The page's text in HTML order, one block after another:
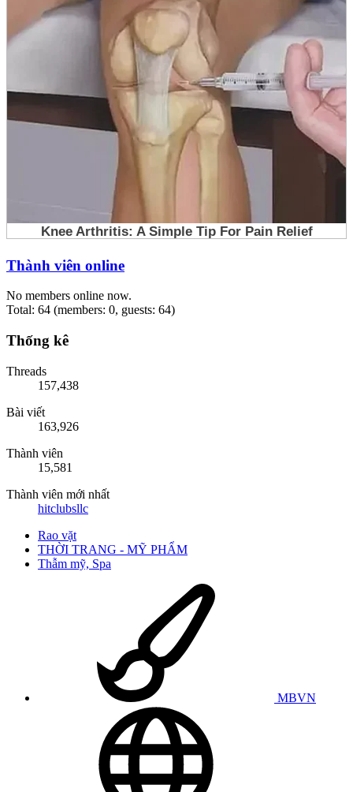
Thành viên online
No members online now.
Total: 64 (members: 0, guests: 64)
Thống kê
Threads
157,438
Bài viết
163,926
Thành viên
15,581
Thành viên mới nhất
hitclubsllc
Rao vặt
THỜI TRANG - MỸ PHẨM
Thẫm mỹ, Spa
MBVN